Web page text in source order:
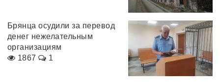
Брянца осудили за перевод
денег нежелательным
организациям
1867
1